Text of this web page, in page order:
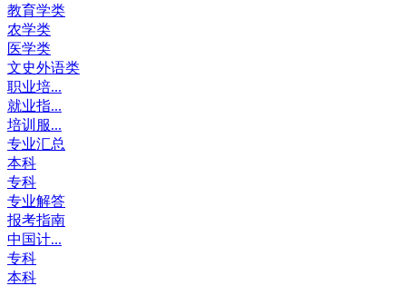
教育学类
农学类
医学类
文史外语类
职业培...
就业指...
培训服...
专业汇总
本科
专科
专业解答
报考指南
中国计...
专科
本科